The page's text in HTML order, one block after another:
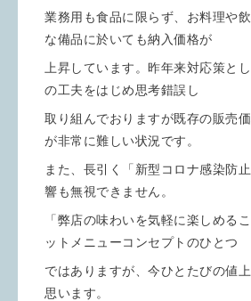
業務用も食品に限らず、お料理や
な備品に於いても納入価格が
上昇しています。昨年来対応策と
の工夫をはじめ思考錯誤し
取り組んでおりますが既存の販売
が非常に難しい状況です。
また、長引く「新型コロナ感染防
響も無視できません。
「弊店の味わいを気軽に楽しめる
ットメニューコンセプトのひとつ
ではありますが、今ひとたびの値
思います。